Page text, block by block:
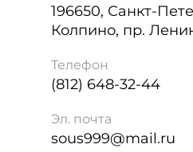
196650, Санкт-
Колпино, пр.
Телефон
(812) 648-32-44
Эл. почта
sous999@mail.ru